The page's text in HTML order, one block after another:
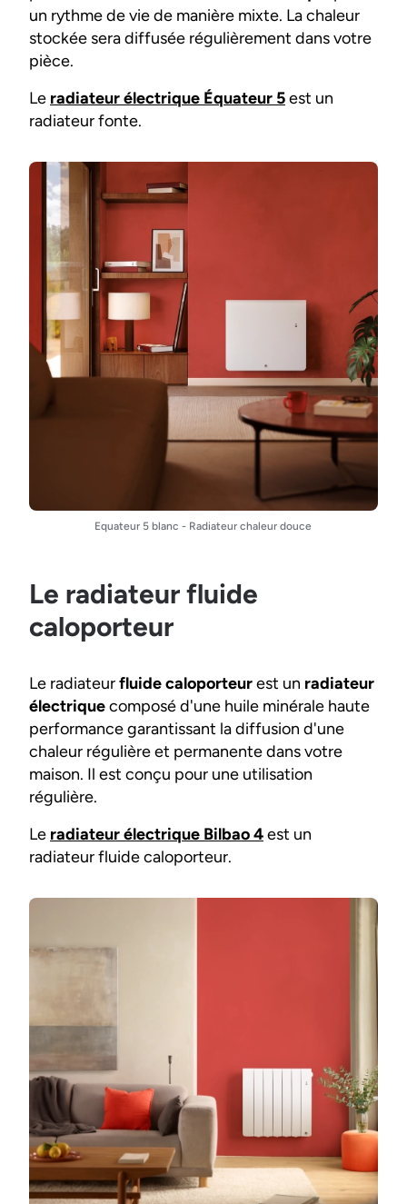
un rythme de vie de manière mixte. La chaleur
stockée sera diffusée régulièrement dans votre
pièce.
Le radiateur électrique Équateur 5est un
radiateur fonte.
Equateur 5 blanc - Radiateur chaleur douce
Le radiateur fluide
caloporteur
Le radiateurfluide caloporteurest un radiateur
électriquecomposé d'une huile minérale haute
performance garantissant la diffusion d'une
chaleur régulière et permanente dans votre
maison. Il est conçu pour une utilisation
régulière.
Le radiateur électrique Bilbao 4est un
radiateur fluide caloporteur.